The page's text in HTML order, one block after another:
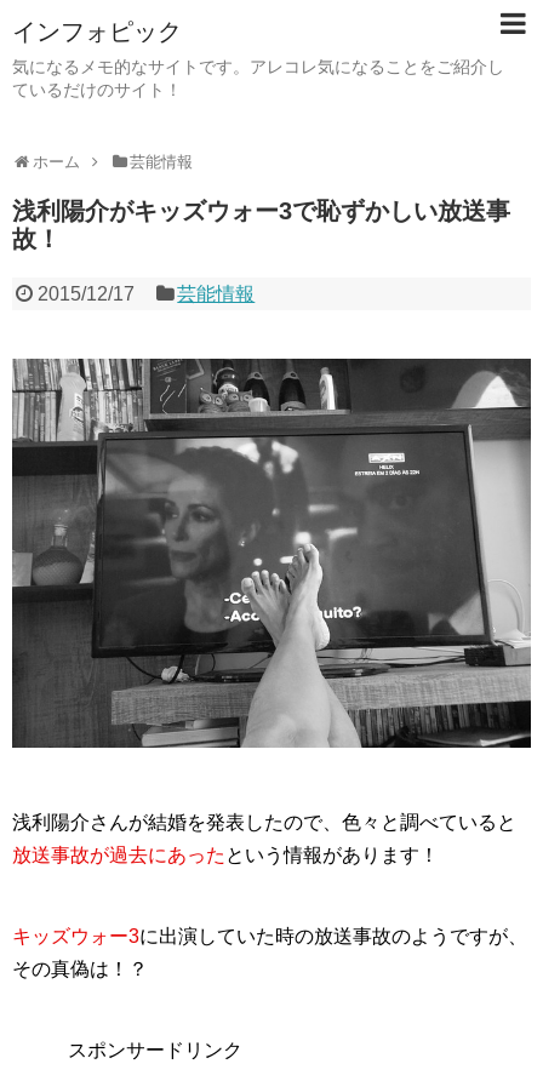
インフォピック
気になるメモ的なサイトです。アレコレ気になることをご紹介し
ているだけのサイト！
ホーム 芸能情報
浅利陽介がキッズウォー3で恥ずかしい放送事
故！
2015/12/17 芸能情報
浅利陽介さんが結婚を発表したので、色々と調べていると
放送事故が過去にあった という情報があります！
キッズウォー3に出演していた時の放送事故のようですが、
その真偽は！？
スポンサードリンク